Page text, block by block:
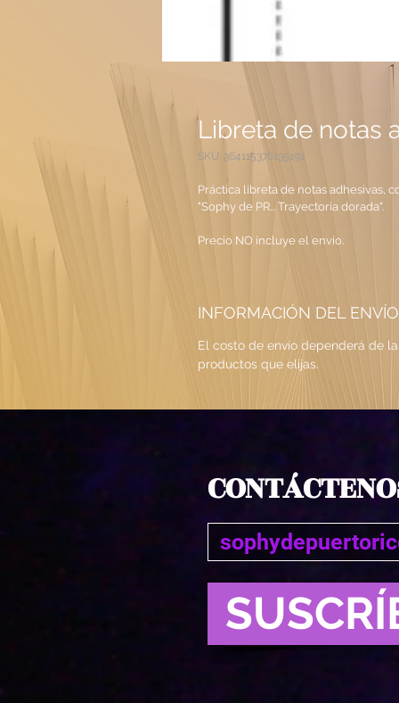
Libreta de notas
SKU: 364115376135191
Práctica libreta de notas adhesivas,
"Sophy de PR... Trayectoria dorada".
Precio NO incluye el envío.
INFORMACIÓN DEL ENVÍO
El costo de envío dependerá de
productos que elijas.